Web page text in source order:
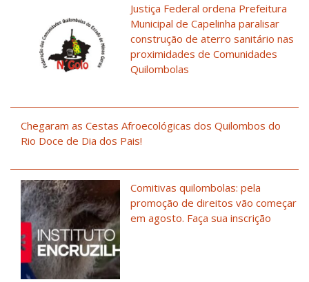
Justiça Federal ordena Prefeitura
Municipal de Capelinha paralisar
construção de aterro sanitário nas
proximidades de Comunidades
Quilombolas
Chegaram as Cestas Afroecológicas dos Quilombos do
Rio Doce de Dia dos Pais!
Comitivas quilombolas: pela
promoção de direitos vão começar
em agosto. Faça sua inscrição